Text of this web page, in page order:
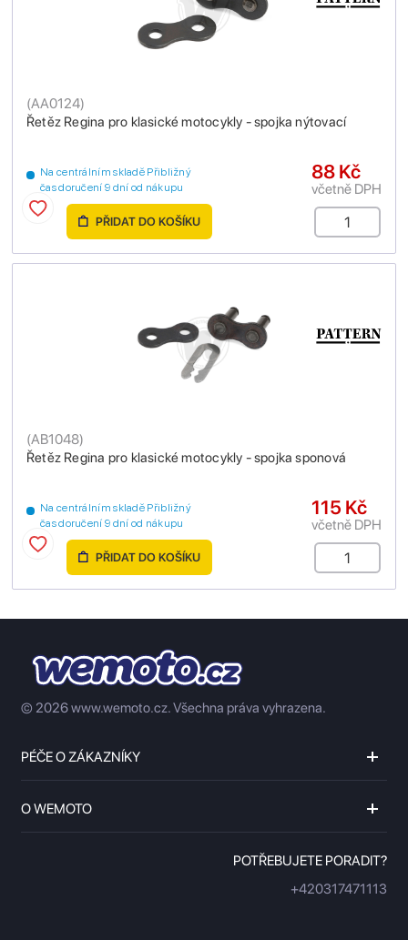
Řetěz Regina pro klasické motocykly - spojka nýtovací
(AA0124)
Na centrálním skladě Přibližný
čas doručení 9 dní od nákupu
88 Kč
včetně DPH
PŘIDAT DO KOŠÍKU
Řetěz Regina pro klasické motocykly - spojka sponová
(AB1048)
Na centrálním skladě Přibližný
čas doručení 9 dní od nákupu
115 Kč
včetně DPH
PŘIDAT DO KOŠÍKU
© 2026 www.wemoto.cz.Všechna práva vyhrazena.
PÉČE O ZÁKAZNÍKY
O WEMOTO
POTŘEBUJETE PORADIT?
+420317471113